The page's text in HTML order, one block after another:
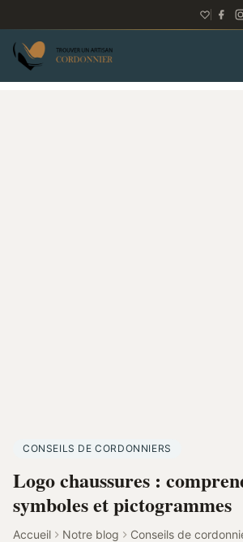
CONSEILS DE CORDONNIERS
Logo chaussures :
symboles et pictogrammes
Accueil Notre blog
Conseils de